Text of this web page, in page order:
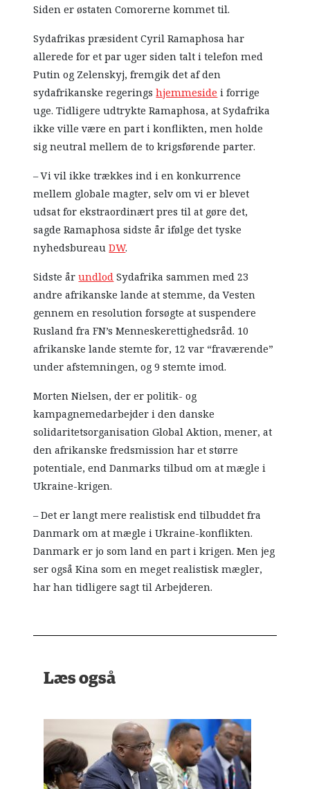
Siden er østaten Comorerne kommet til.
Sydafrikas præsident Cyril Ramaphosa har
allerede for et par uger siden talt i telefon med
Putin og Zelenskyj, fremgik det af den
sydafrikanske regeringshjemmeside i forrige
uge. Tidligere udtrykte Ramaphosa, at Sydafrika
ikke ville være en part i konflikten, men holde
sig neutral mellem de to krigsførende parter.
– Vi vil ikke trækkes ind i en konkurrence
mellem globale magter, selv om vi er blevet
udsat for ekstraordinært pres til at gøre det,
sagde Ramaphosa sidste år ifølge det tyske
nyhedsbureauDW.
Sidste årundlodSydafrika sammen med 23
andre afrikanske lande at stemme, da Vesten
gennem en resolution forsøgte at suspendere
Rusland fra FN’s Menneskerettighedsråd. 10
afrikanske lande stemte for, 12 var “fraværende”
under afstemningen, og 9 stemte imod.
Morten Nielsen, der er politik- og
kampagnemedarbejder i den danske
solidaritetsorganisation Global Aktion, mener, at
den afrikanske fredsmission har et større
potentiale, end Danmarks tilbud om at mægle i
Ukraine-krigen.
– Det er langt mere realistisk end tilbuddet fra
Danmark om at mægle i Ukraine-konflikten.
Danmark er jo som land en part i krigen. Men jeg
ser også Kina som en meget realistisk mægler,
har han tidligere sagt til Arbejderen.
Læs også